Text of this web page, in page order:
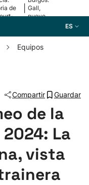
de
Gall,
nuevo
ES
Equipos
Compartir Guardar
de la
La
vista